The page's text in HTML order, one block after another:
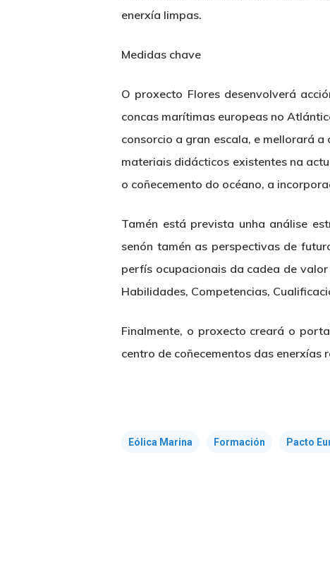
enerxía limpas.
Medidas chave
O proxecto Flores desenvolverá
concas marítimas europeas no
consorcio a gran escala, e mellorará
materiais didácticos existentes na
o coñecemento do océano, a
Tamén está prevista unha análise
senón tamén as perspectivas de
perfís ocupacionais da cadea de
Habilidades, Competencias,
Finalmente, o proxecto creará o
centro de coñecementos das
Eólica Marina Formación Pacto